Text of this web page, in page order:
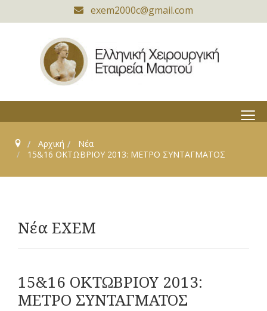
exem2000c@gmail.com
≡
Αρχική
Νέα
15&16 ΟΚΤΩΒΡΙΟΥ 2013: ΜΕΤΡΟ ΣΥΝΤΑΓΜΑΤΟΣ
Νέα ΕΧΕΜ
15&16 ΟΚΤΩΒΡΙΟΥ 2013:
ΜΕΤΡΟ ΣΥΝΤΑΓΜΑΤΟΣ